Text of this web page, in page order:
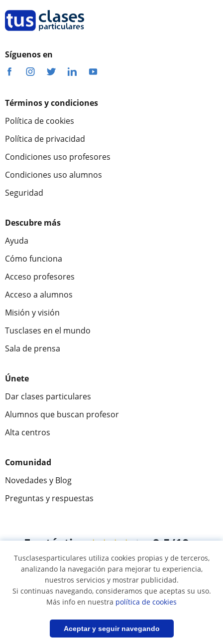
Guardar búsqueda
Síguenos en
Términos y condiciones
Política de cookies
Política de privacidad
Condiciones uso profesores
Condiciones uso alumnos
Seguridad
Descubre más
Ayuda
Cómo funciona
Acceso profesores
Acceso a alumnos
Misión y visión
Tusclases en el mundo
Sala de prensa
Únete
Dar clases particulares
Alumnos que buscan profesor
Alta centros
Comunidad
Novedades y Blog
Preguntas y respuestas
Fantástica★★★★★ 9,5/10
305915 opiniones de alumnos
© 2007 - 2026 Tus clases particulares
Mapa web:Profesores particulares
Tusclasesparticulares utiliza cookies propias y de terceros,
analizando la navegación para mejorar tu experiencia,
nuestros servicios y mostrar publicidad.
Si continuas navegando, consideramos que aceptas su uso.
Más info en nuestra política de cookies
Aceptar y seguir navegando